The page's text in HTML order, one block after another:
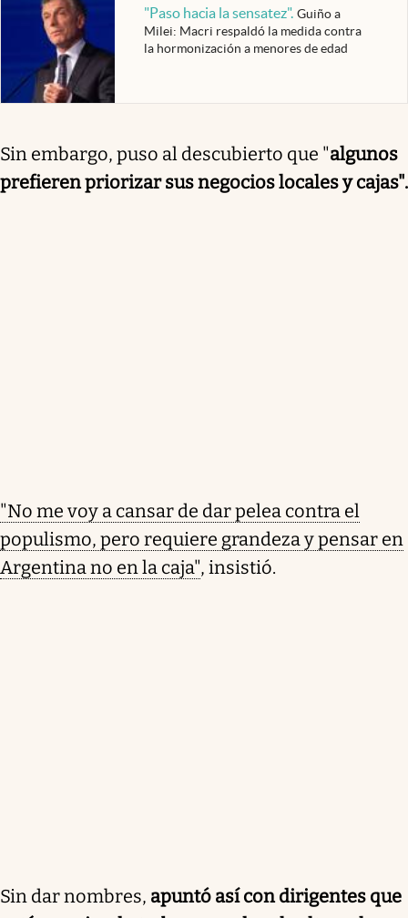
"Paso hacia la sensatez". Guiño a
Milei: Macri respaldó la medida contra
la hormonización a menores de edad
Sin embargo, puso al descubierto que "algunos
prefieren priorizar sus negocios locales y cajas".
"No me voy a cansar de dar pelea contra el
populismo, pero requiere grandeza y pensar en
Argentina no en la caja", insistió.
Sin dar nombres, apuntó así con dirigentes que